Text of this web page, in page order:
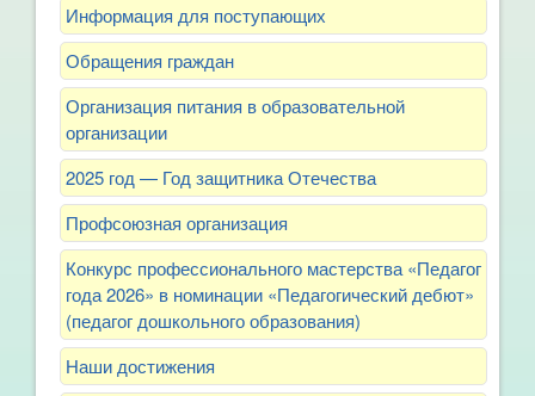
Информация для поступающих
Обращения граждан
Организация питания в образовательной
организации
2025 год — Год защитника Отечества
Профсоюзная организация
Конкурс профессионального мастерства «Педагог
года 2026» в номинации «Педагогический дебют»
(педагог дошкольного образования)
Наши достижения